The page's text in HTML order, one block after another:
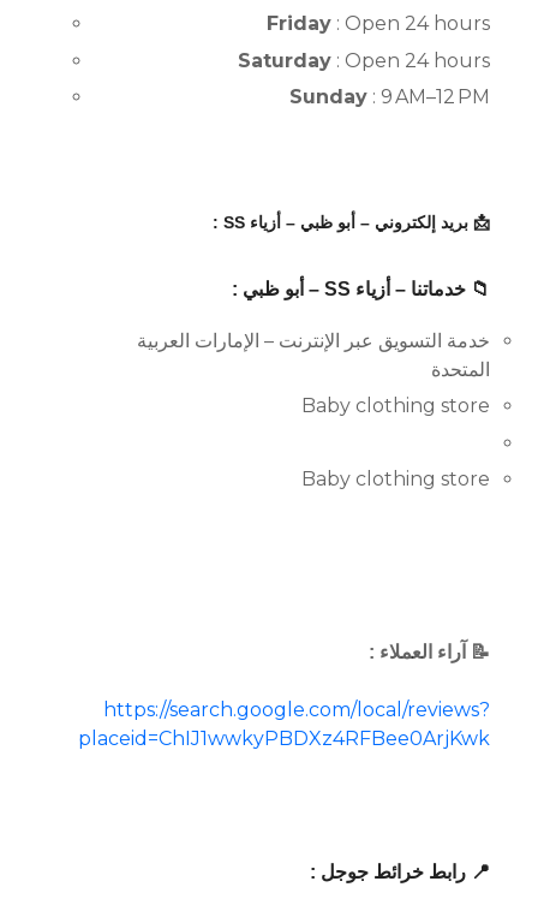
Friday : Open 24 hours
Saturday : Open 24 hours
Sunday : 9 AM–12 PM
📩 بريد إلكتروني – أبو ظبي – أزياء SS :
📁 خدماتنا – أزياء SS – أبو ظبي :
خدمة التسويق عبر الإنترنت – الإمارات العربية
المتحدة
Baby clothing store
Baby clothing store
📝 آراء العملاء :
https://search.google.com/local/reviews?
placeid=ChIJ1wwkyPBDXz4RFBee0ArjKwk
📍 رابط خرائط جوجل :